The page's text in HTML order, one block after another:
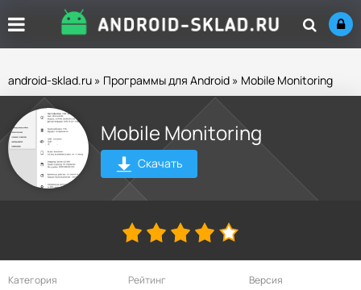
android-sklad.ru » Программы для Android » Mobile Monitoring
Mobile Monitoring
Скачать
Категория Рейтинг Версия